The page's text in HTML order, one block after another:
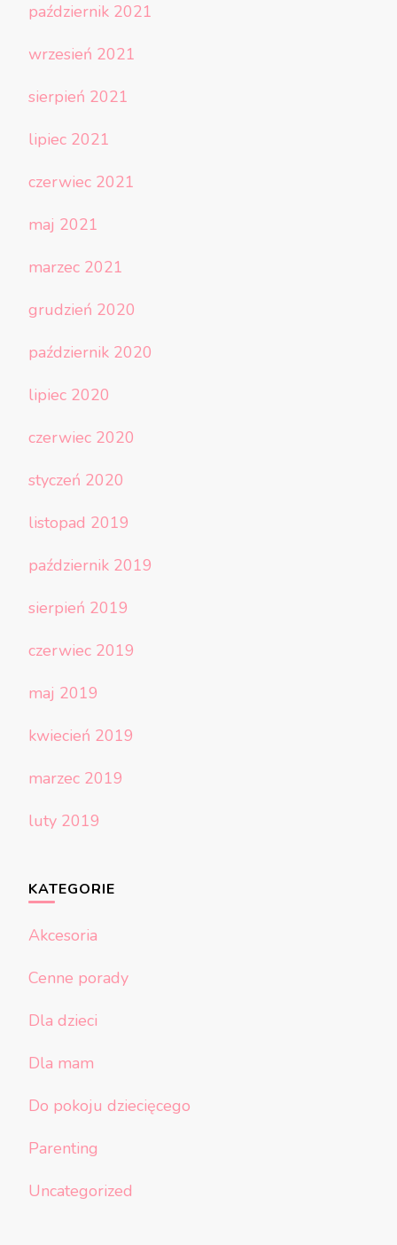
październik 2021
wrzesień 2021
sierpień 2021
lipiec 2021
czerwiec 2021
maj 2021
marzec 2021
grudzień 2020
październik 2020
lipiec 2020
czerwiec 2020
styczeń 2020
listopad 2019
październik 2019
sierpień 2019
czerwiec 2019
maj 2019
kwiecień 2019
marzec 2019
luty 2019
KATEGORIE
Akcesoria
Cenne porady
Dla dzieci
Dla mam
Do pokoju dziecięcego
Parenting
Uncategorized